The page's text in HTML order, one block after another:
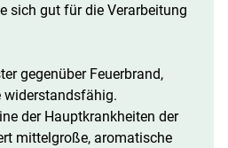
sich gut für die Verarbeitung
gegenüber Feuerbrand,
widerstandsfähig.
der Hauptkrankheiten der
mittelgroße, aromatische